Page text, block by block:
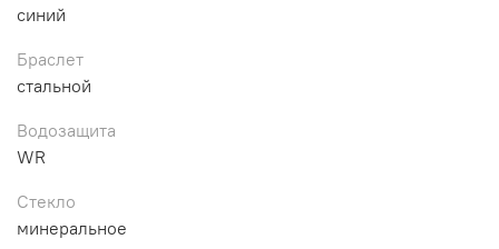
синий
Браслет
стальной
Водозащита
WR
Стекло
минеральное